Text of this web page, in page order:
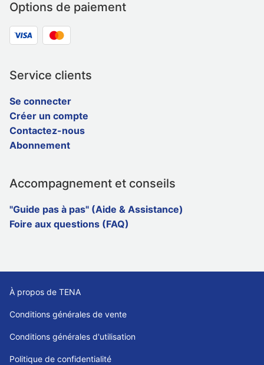
Options de paiement
Service clients
Se connecter
Créer un compte
Contactez-nous
Abonnement
Accompagnement et conseils
"Guide pas à pas" (Aide & Assistance)
Foire aux questions (FAQ)
À propos de TENA
Conditions générales de vente
Conditions générales d'utilisation
Politique de confidentialité